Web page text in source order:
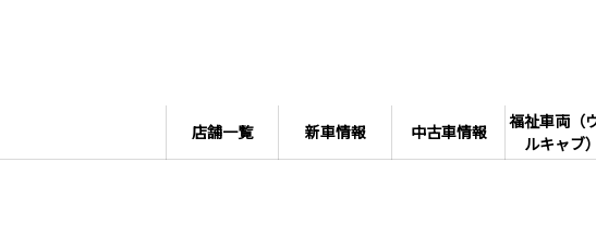
店舗一覧 新車情報 中古車情報
福祉車両（
ルキャブ）